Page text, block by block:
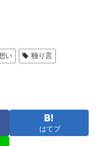
い
独り言
はてブ